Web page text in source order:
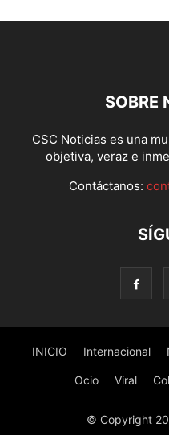
SOBRE
CSC Noticias es una
objetiva, veraz e
Contáctanos:
INICIO Internacional
Ocio Viral
© Copyright